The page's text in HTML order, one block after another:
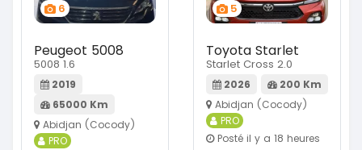
6
Peugeot 5008
5008 1.6
2019
65000 Km
Abidjan (Cocody)
PRO
5
Toyota Starlet
Starlet Cross 2.0
2026
200 Km
Abidjan (Cocody)
PRO
Posté il y a 18 heures